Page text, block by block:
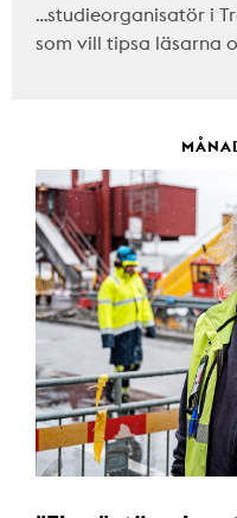
…studieorganisatör i
som vill tipsa läsarna